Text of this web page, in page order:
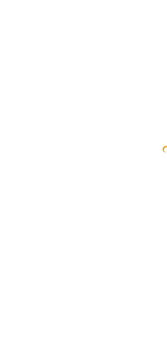
EU-Reifenlabel anzeigen